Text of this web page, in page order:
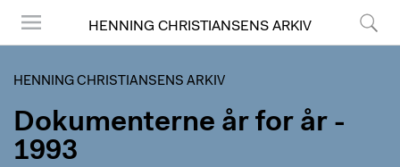
HENNING CHRISTIANSENS ARKIV
HENNING CHRISTIANSENS ARKIV
Dokumenterne år for år -
1993